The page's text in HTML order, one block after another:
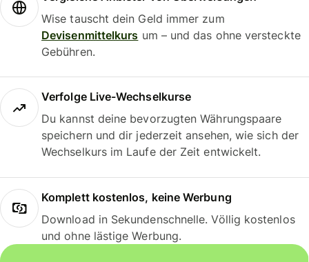
Wise tauscht dein Geld immer zum
Devisenmittelkurs um – und das ohne versteckte
Gebühren.
Verfolge Live-Wechselkurse
Du kannst deine bevorzugten Währungspaare
speichern und dir jederzeit ansehen, wie sich der
Wechselkurs im Laufe der Zeit entwickelt.
Komplett kostenlos, keine Werbung
Download in Sekundenschnelle. Völlig kostenlos
und ohne lästige Werbung.